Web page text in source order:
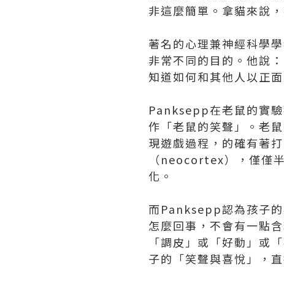
非這麼簡單。拿貓來說
著名的心理兼神經科學
非常不同的目的。他說
知道如何和其他人以正面
Panksepp在老鼠的實
作「老鼠的笑聲」。老
現遊戲過程，的確有著
（neocortex），僅僅
化。
而Panksepp認為孩子
怎麼回事，不會有一點
「調皮」或「好動」或
子的「笑聲與喜悅」，